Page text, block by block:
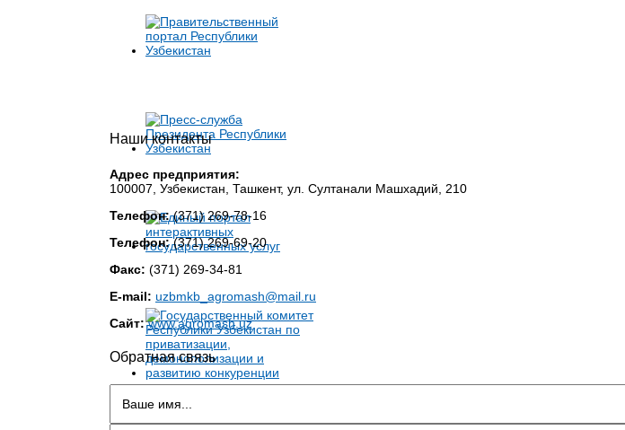
Наши контакты
Адрес предприятия:
100007, Узбекистан, Ташкент, ул. Султанали Машхадий, 210
Телефон:(371) 269-78-16
Телефон:(371) 269-69-20
Факс: (371) 269-34-81
E-mail: uzbmkb_agromash@mail.ru
Сайт: www.agromash.uz
Обратная связь